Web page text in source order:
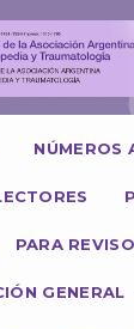
NÚMEROS
PARA
GENERAL